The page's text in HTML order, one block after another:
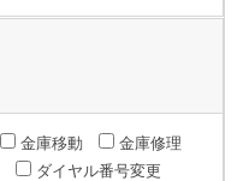
金庫移動
金庫修理
ダイヤル番号変更